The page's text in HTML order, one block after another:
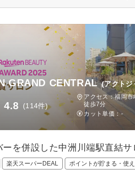
GRAND CENTRAL (アクトジ
4.8 (114件)
アクセス：福岡
徒歩7分
カット単価：-
ーを併設した中洲川端駅直結サ
楽天スーパーDEAL ポイントが貯まる・使